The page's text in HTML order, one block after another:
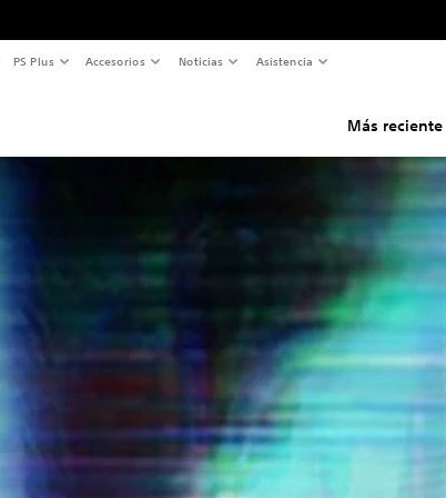
PS Plus Accesorios Noticias Asistencia
Más reciente